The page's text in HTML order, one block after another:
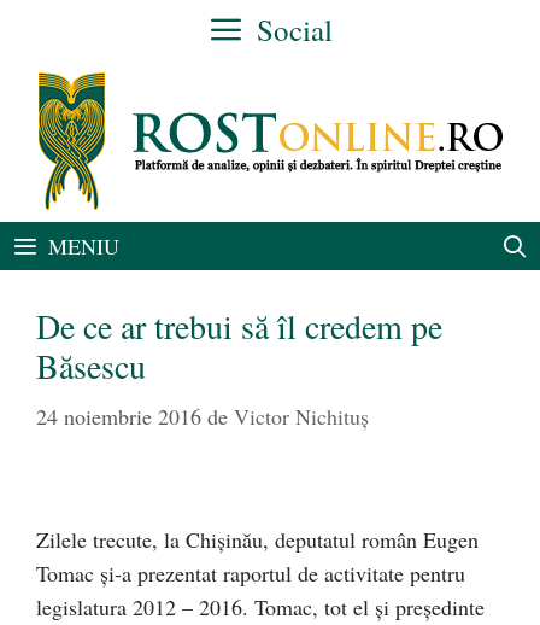
conținut
Social
MENIU
De ce ar trebui să îl credem pe
Băsescu
24 noiembrie 2016 de Victor Nichituș
Zilele trecute, la Chișinău, deputatul român Eugen
Tomac și-a prezentat raportul de activitate pentru
legislatura 2012 – 2016. Tomac, tot el și președinte